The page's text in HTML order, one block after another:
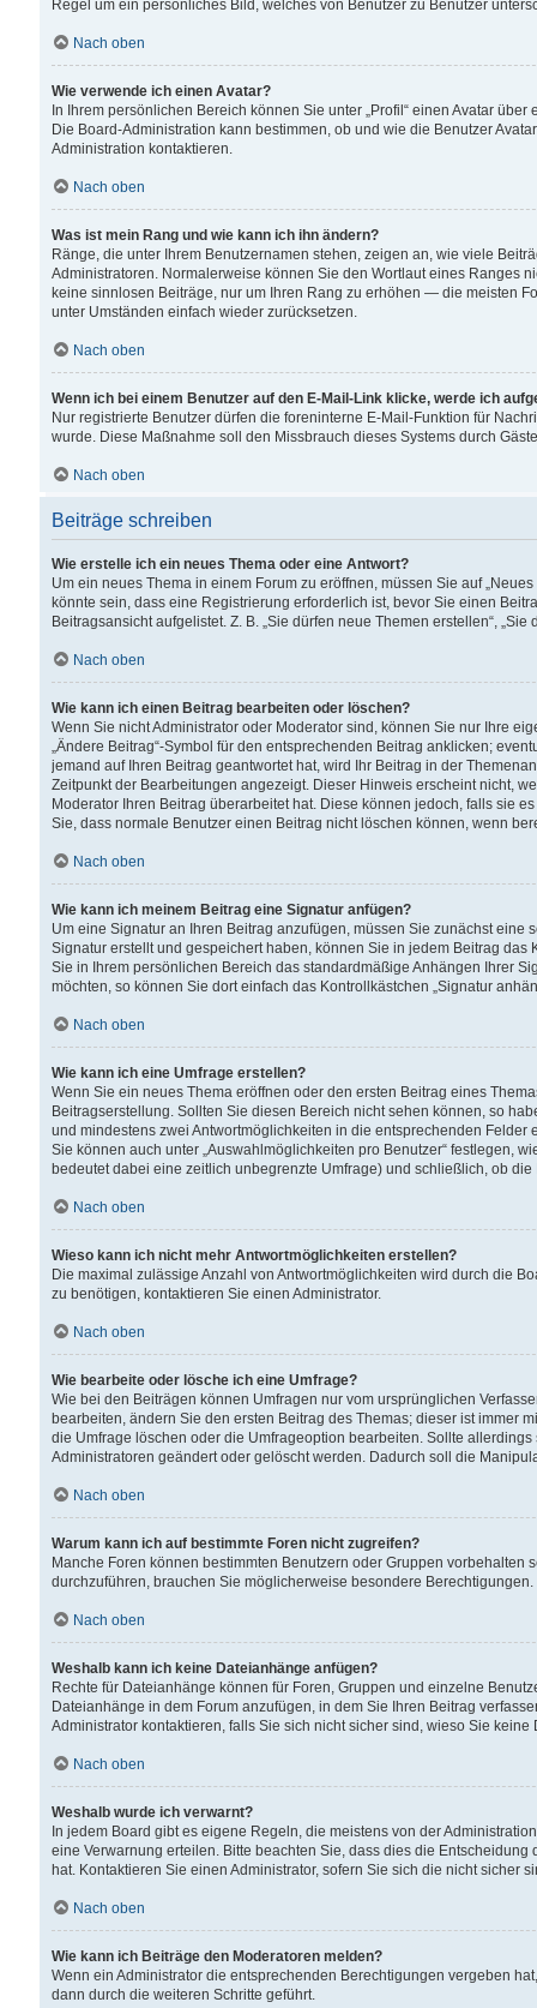
Regel um ein persönliches Bild, welches von Benutzer zu Benutzer
Nach oben
Wie verwende ich einen Avatar?
In Ihrem persönlichen Bereich können Sie unter „Profil“ einen Avatar
Die Board-Administration kann bestimmen, ob und wie die Benutzer
Administration kontaktieren.
Nach oben
Was ist mein Rang und wie kann ich ihn ändern?
Ränge, die unter Ihrem Benutzernamen stehen, zeigen an, wie viele
Administratoren. Normalerweise können Sie den Wortlaut eines Ranges
keine sinnlosen Beiträge, nur um Ihren Rang zu erhöhen — die meisten
unter Umständen einfach wieder zurücksetzen.
Nach oben
Wenn ich bei einem Benutzer auf den E-Mail-Link klicke, werde ich
Nur registrierte Benutzer dürfen die foreninterne E-Mail-Funktion für
wurde. Diese Maßnahme soll den Missbrauch dieses Systems durch
Nach oben
Beiträge schreiben
Wie erstelle ich ein neues Thema oder eine Antwort?
Um ein neues Thema in einem Forum zu eröffnen, müssen Sie auf
könnte sein, dass eine Registrierung erforderlich ist, bevor Sie einen
Beitragsansicht aufgelistet. Z. B. „Sie dürfen neue Themen erstellen“,
Nach oben
Wie kann ich einen Beitrag bearbeiten oder löschen?
Wenn Sie nicht Administrator oder Moderator sind, können Sie nur Ihre
„Ändere Beitrag“-Symbol für den entsprechenden Beitrag anklicken;
jemand auf Ihren Beitrag geantwortet hat, wird Ihr Beitrag in der
Zeitpunkt der Bearbeitungen angezeigt. Dieser Hinweis erscheint nicht,
Moderator Ihren Beitrag überarbeitet hat. Diese können jedoch, falls sie
Sie, dass normale Benutzer einen Beitrag nicht löschen können, wenn
Nach oben
Wie kann ich meinem Beitrag eine Signatur anfügen?
Um eine Signatur an Ihren Beitrag anzufügen, müssen Sie zunächst
Signatur erstellt und gespeichert haben, können Sie in jedem Beitrag
Sie in Ihrem persönlichen Bereich das standardmäßige Anhängen Ihrer
möchten, so können Sie dort einfach das Kontrollkästchen „Signatur
Nach oben
Wie kann ich eine Umfrage erstellen?
Wenn Sie ein neues Thema eröffnen oder den ersten Beitrag eines
Beitragserstellung. Sollten Sie diesen Bereich nicht sehen können, so
und mindestens zwei Antwortmöglichkeiten in die entsprechenden
Sie können auch unter „Auswahlmöglichkeiten pro Benutzer“ festlegen,
bedeutet dabei eine zeitlich unbegrenzte Umfrage) und schließlich, ob
Nach oben
Wieso kann ich nicht mehr Antwortmöglichkeiten erstellen?
Die maximal zulässige Anzahl von Antwortmöglichkeiten wird durch die
zu benötigen, kontaktieren Sie einen Administrator.
Nach oben
Wie bearbeite oder lösche ich eine Umfrage?
Wie bei den Beiträgen können Umfragen nur vom ursprünglichen
bearbeiten, ändern Sie den ersten Beitrag des Themas; dieser ist immer
die Umfrage löschen oder die Umfrageoption bearbeiten. Sollte
Administratoren geändert oder gelöscht werden. Dadurch soll die
Nach oben
Warum kann ich auf bestimmte Foren nicht zugreifen?
Manche Foren können bestimmten Benutzern oder Gruppen
durchzuführen, brauchen Sie möglicherweise besondere
Nach oben
Weshalb kann ich keine Dateianhänge anfügen?
Rechte für Dateianhänge können für Foren, Gruppen und einzelne
Dateianhänge in dem Forum anzufügen, in dem Sie Ihren Beitrag
Administrator kontaktieren, falls Sie sich nicht sicher sind, wieso Sie
Nach oben
Weshalb wurde ich verwarnt?
In jedem Board gibt es eigene Regeln, die meistens von der
eine Verwarnung erteilen. Bitte beachten Sie, dass dies die
hat. Kontaktieren Sie einen Administrator, sofern Sie sich die nicht sicher
Nach oben
Wie kann ich Beiträge den Moderatoren melden?
Wenn ein Administrator die entsprechenden Berechtigungen vergeben
dann durch die weiteren Schritte geführt.